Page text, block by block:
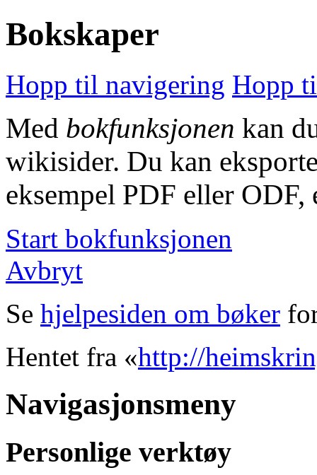
Bokskaper
Hopp til navigering Hopp
Med bokfunksjonen kan
wikisider. Du kan
eksempel PDF eller
Start bokfunksjonen
Avbryt
Se hjelpesiden om bøker
Hentet fra «http://
Navigasjonsmeny
Personlige verktøy